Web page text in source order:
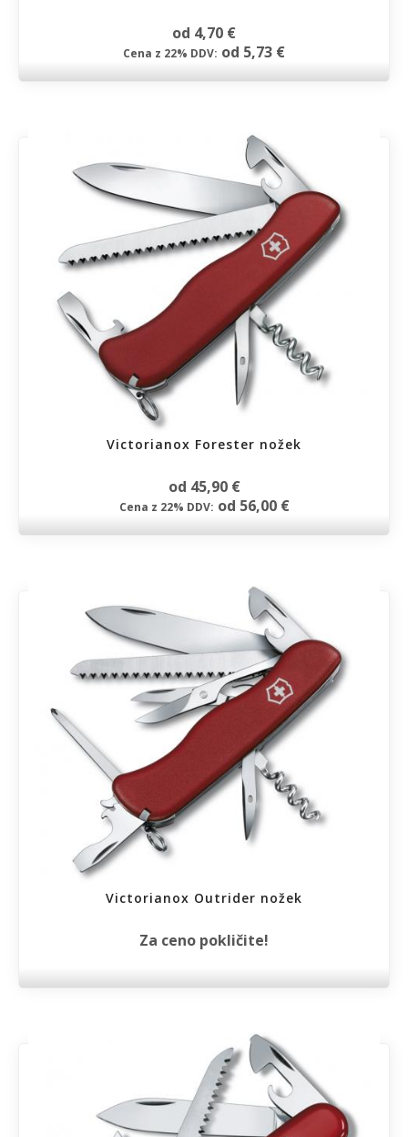
od 4,70 €
Cena z 22% DDV: od 5,73 €
Victorianox Forester nožek
od 45,90 €
Cena z 22% DDV: od 56,00 €
Victorianox Outrider nožek
Za ceno pokličite!